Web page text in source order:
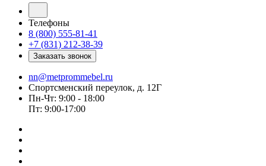
Телефоны
8 (800) 555-81-41
+7 (831) 212-38-39
Заказать звонок
nn@metprommebel.ru
Спортсменский переулок, д. 12Г
Пн-Чт: 9:00 - 18:00
Пт: 9:00-17:00